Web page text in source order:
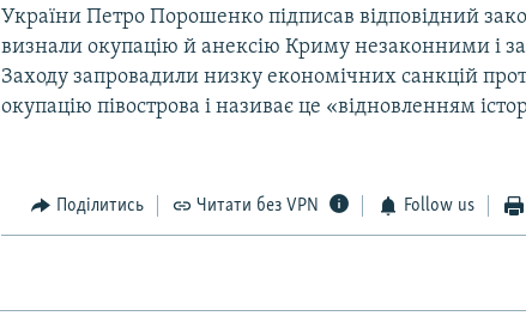
України Петро Порошенко підписав відповідний
визнали окупацію й анексію Криму незаконними і
Заходу запровадили низку економічних санкцій
окупацію півострова і називає це «відновленням
Поділитись Читати без VPN Follow us